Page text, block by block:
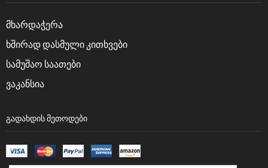
მხარდაჭერა
ხშირად დასმული კითხვები
სამუშაო საათები
ვაკანსია
ᲒᲐᲓᲐᲮᲓᲘᲡ ᲛᲔᲗᲝᲓᲔᲑᲘ